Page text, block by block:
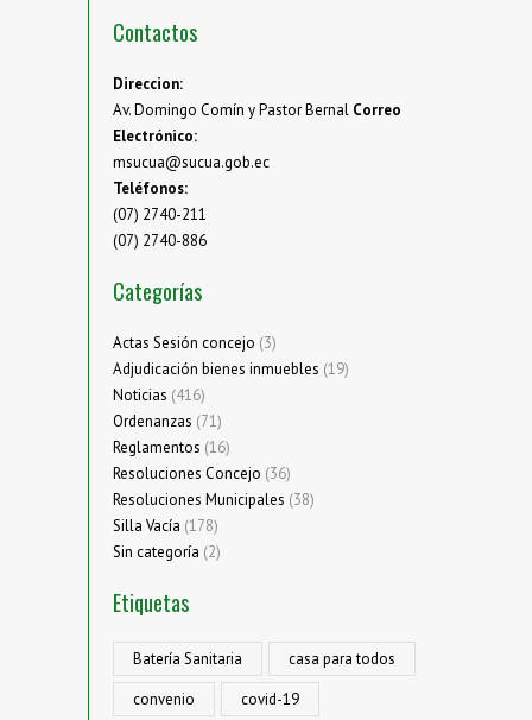
Contactos
Direccion:
Av. Domingo Comín y Pastor Bernal Correo
Electrónico:
msucua@sucua.gob.ec
Teléfonos:
(07) 2740-211
(07) 2740-886
Categorías
Actas Sesión concejo (3)
Adjudicación bienes inmuebles (19)
Noticias (416)
Ordenanzas (71)
Reglamentos (16)
Resoluciones Concejo (36)
Resoluciones Municipales (38)
Silla Vacía (178)
Sin categoría (2)
Etiquetas
Batería Sanitaria
casa para todos
convenio
covid-19